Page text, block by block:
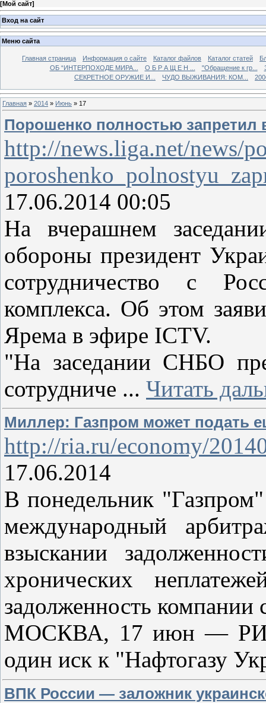
[Мой сайт]
Вход на сайт
Меню сайта
Главная страница Информация о сайте Каталог файлов Каталог статей
ОБ “ИНТЕРПОХОДЕ МИРА...
О Б Р А Щ Е Н ... "Обращение к гр...
СЕКРЕТНОЕ ОРУЖИЕ И...
ЧУДО ВЫЖИВАНИЯ: КОМ...
Главная » 2014 » Июнь » 17
Порошенко полностью запретил
http://news.liga.net/news/
17.06.2014 00:05
На вчерашнем
обороны президент
сотрудничество с
комплекса. Об этом
Ярема в эфире ICTV.
"На заседании СНБО
сотрудниче ... Читать
Миллер: Газпром может подать
http://ria.ru/economy/
17.06.2014
В понедельник
международный
взыскании
хронических
задолженность компании
МОСКВА, 17 июн — РИА
один иск к "Нафтогазу
ВПК России — заложник